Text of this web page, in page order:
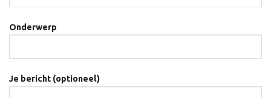
Onderwerp
Je bericht (optioneel)